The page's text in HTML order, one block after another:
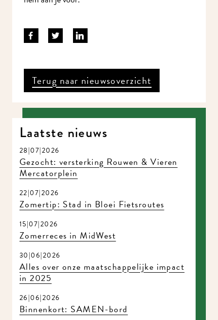
Terug naar nieuwsoverzicht
Laatste nieuws
Gezocht: versterking Rouwen & Vieren
Mercatorplein
Zomertip: Stad in Bloei Fietsroutes
Zomerreces in MidWest
Alles over onze maatschappelijke impact
in 2025
Binnenkort: SAMEN-bord
MidWest.